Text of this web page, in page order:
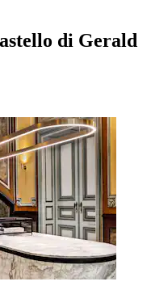
di Gerald